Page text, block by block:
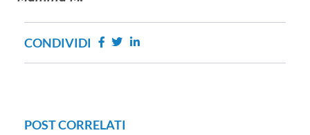
CONDIVIDI
POST CORRELATI